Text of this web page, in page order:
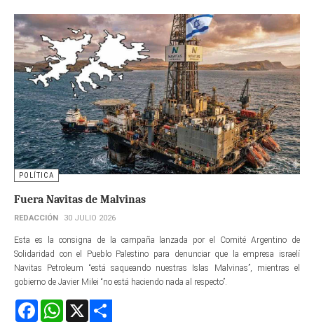
POLÍTICA
Fuera Navitas de Malvinas
REDACCIÓN 30 JULIO 2026
Esta es la consigna de la campaña lanzada por el Comité Argentino de
Solidaridad con el Pueblo Palestino para denunciar que la empresa israelí
Navitas Petroleum “está saqueando nuestras Islas Malvinas”, mientras el
gobierno de Javier Milei “no está haciendo nada al respecto”.
FacebookWhatsApp